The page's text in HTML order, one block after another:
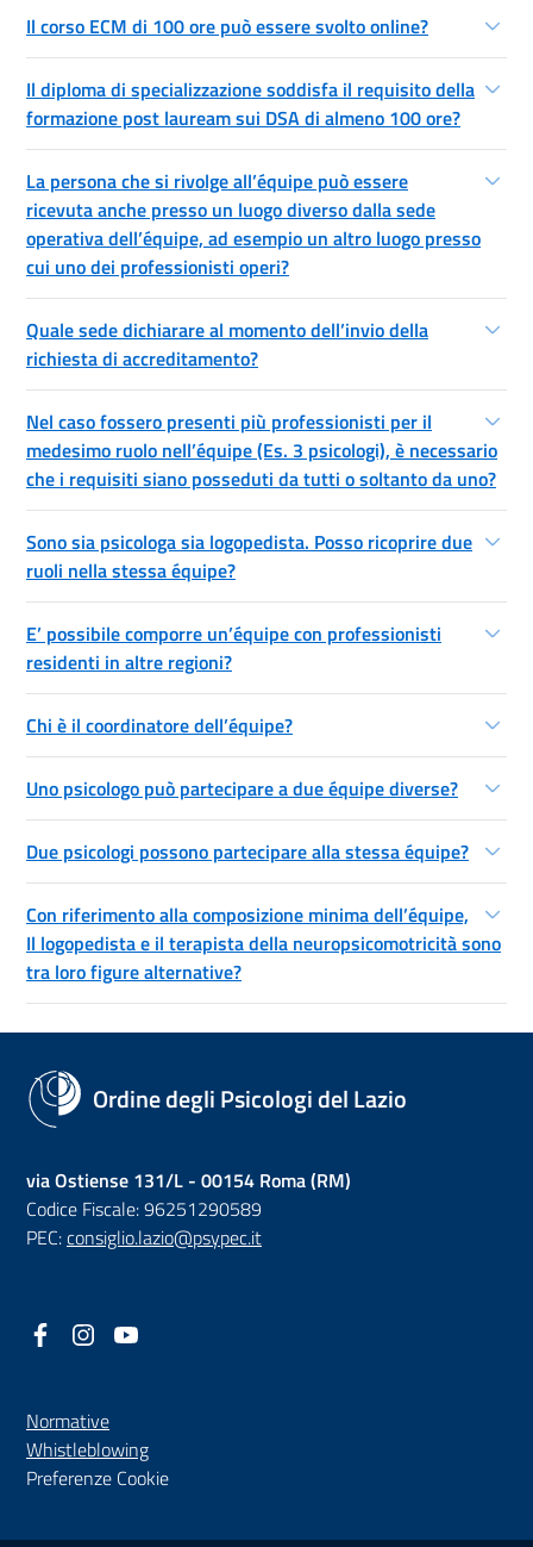
Il corso ECM di 100 ore può essere svolto online?
Il diploma di specializzazione soddisfa il requisito della
formazione post lauream sui DSA di almeno 100 ore?
La persona che si rivolge all’équipe può essere
ricevuta anche presso un luogo diverso dalla sede
operativa dell’équipe, ad esempio un altro luogo presso
cui uno dei professionisti operi?
Quale sede dichiarare al momento dell’invio della
richiesta di accreditamento?
Nel caso fossero presenti più professionisti per il
medesimo ruolo nell’équipe (Es. 3 psicologi), è necessario
che i requisiti siano posseduti da tutti o soltanto da uno?
Sono sia psicologa sia logopedista. Posso ricoprire due
ruoli nella stessa équipe?
E’ possibile comporre un’équipe con professionisti
residenti in altre regioni?
Chi è il coordinatore dell’équipe?
Uno psicologo può partecipare a due équipe diverse?
Due psicologi possono partecipare alla stessa équipe?
Con riferimento alla composizione minima dell’équipe,
Il logopedista e il terapista della neuropsicomotricità sono
tra loro figure alternative?
Ordine degli Psicologi del Lazio
via Ostiense 131/L - 00154 Roma (RM)
Codice Fiscale: 96251290589
PEC:consiglio.lazio@psypec.it
Facebook
(nuova scheda - new tab)
Instagram
(nuova scheda - new tab)
Normative
Whistleblowing(nuova scheda - new tab)
Preferenze Cookie